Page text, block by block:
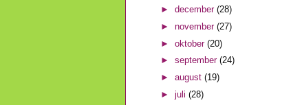
► december (28)
► november (27)
► oktober (20)
► september (24)
► august (19)
► juli (28)